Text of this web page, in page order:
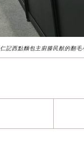
仁記西點麵包主廚滕民猷的翻